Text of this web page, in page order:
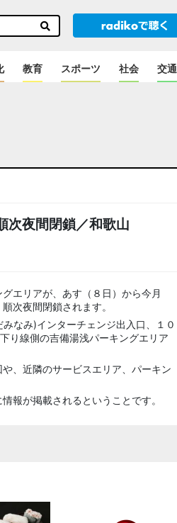
教育 スポーツ 社会 交通
次夜間閉鎖／和歌山
エリアが、あす（８日）から今月
次夜間閉鎖されます。
なみ)インターチェンジ出入口、１０
り線側の吉備湯浅パーキングエリア
、近隣のサービスエリア、パーキン
報が掲載されるということです。